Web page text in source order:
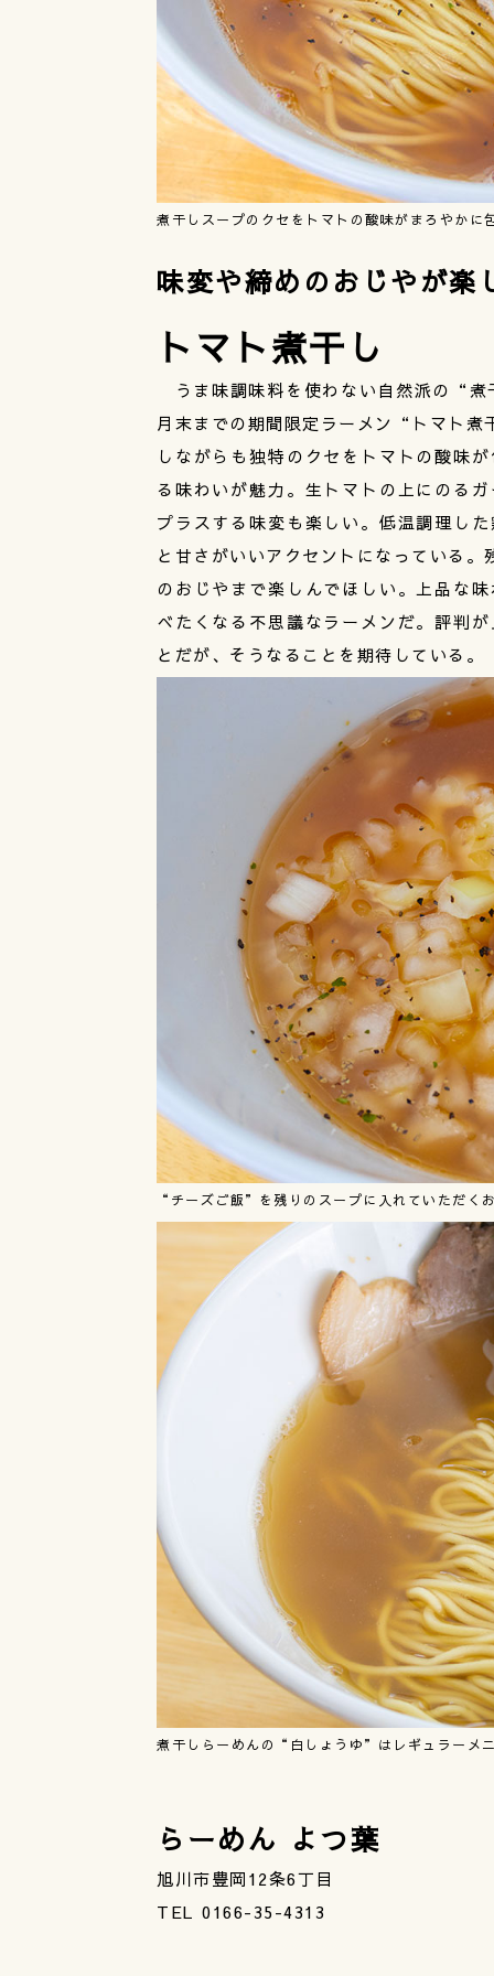
煮干しスープのクセをトマトの酸味がまろやか
味変や締めのおじやが楽
トマト煮干し
うま味調味料を使わない自然派の“
月末までの期間限定ラーメン“トマト
しながらも独特のクセをトマトの酸味
る味わいが魅力。生トマトの上にのる
プラスする味変も楽しい。低温調理し
と甘さがいいアクセントになっている
のおじやまで楽しんでほしい。上品な
べたくなる不思議なラーメンだ。評判
とだが、そうなることを期待している。
“チーズご飯”を残りのスープに入れていただく
煮干しらーめんの“白しょうゆ”はレギュラーメ
らーめん よつ葉
旭川市豊岡12条6丁目
TEL 0166-35-4313